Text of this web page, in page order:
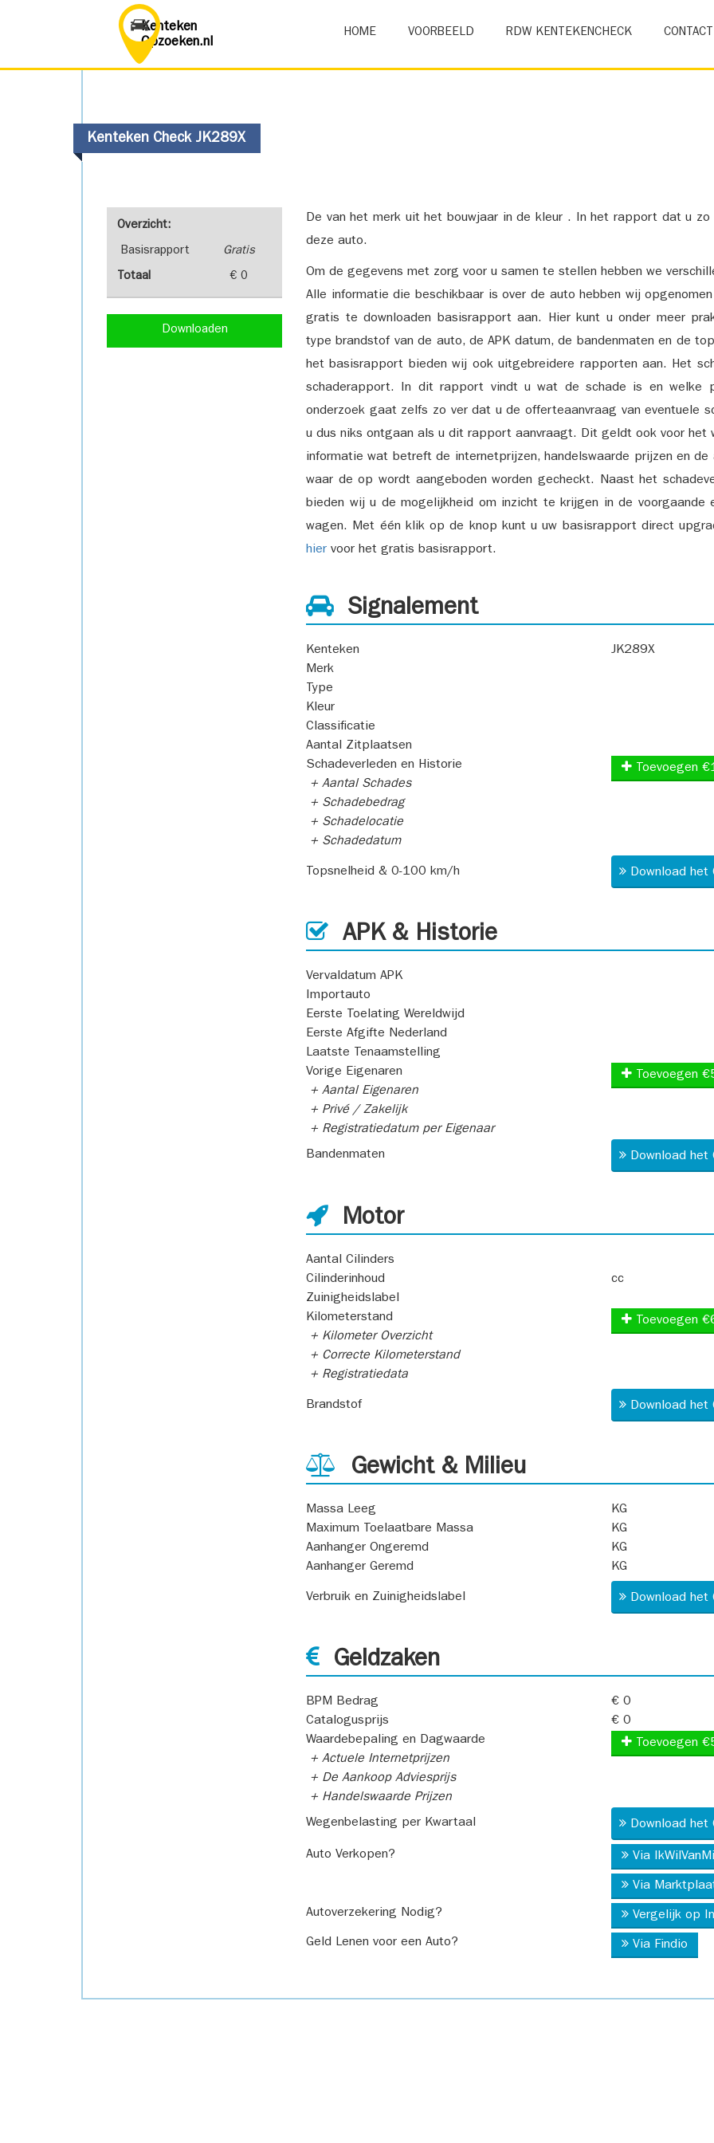
Kenteken
Opzoeken.nl
HOME VOORBEELD RDW KENTEKENCHECK CONTACT
Kenteken Check JK289X
Overzicht:
Basisrapport Gratis
Totaal € 0
Downloaden
De van het merk uit het bouwjaar in de kleur . In het rapport dat u
deze auto.
Om de gegevens met zorg voor u samen te stellen hebben we
Alle informatie die beschikbaar is over de auto hebben wij
gratis te downloaden basisrapport aan. Hier kunt u onder meer
type brandstof van de auto, de APK datum, de bandenmaten en de
het basisrapport bieden wij ook uitgebreidere rapporten aan. Het
schaderapport. In dit rapport vindt u wat de schade is en welke
onderzoek gaat zelfs zo ver dat u de offerteaanvraag van eventuele
u dus niks ontgaan als u dit rapport aanvraagt. Dit geldt ook voor
informatie wat betreft de internetprijzen, handelswaarde prijzen en
waar de op wordt aangeboden worden gecheckt. Naast het
bieden wij u de mogelijkheid om inzicht te krijgen in de voorgaande
wagen. Met één klik op de knop kunt u uw basisrapport direct
hier voor het gratis basisrapport.
Signalement
Kenteken
JK289X
Merk
Type
Kleur
Classificatie
Aantal Zitplaatsen
Schadeverleden en Historie
+ Aantal Schades
+ Schadebedrag
+ Schadelocatie
+ Schadedatum
Toevoegen
Topsnelheid & 0-100 km/h Download
APK & Historie
Vervaldatum APK
Importauto
Eerste Toelating Wereldwijd
Eerste Afgifte Nederland
Laatste Tenaamstelling
Vorige Eigenaren
+ Aantal Eigenaren
+ Privé / Zakelijk
+ Registratiedatum per Eigenaar
Toevoegen
Bandenmaten Download
Motor
Aantal Cilinders
Cilinderinhoud
cc
Zuinigheidslabel
Kilometerstand
+ Kilometer Overzicht
+ Correcte Kilometerstand
+ Registratiedata
Toevoegen
Brandstof Download
Gewicht & Milieu
Massa Leeg
KG
Maximum Toelaatbare Massa
KG
Aanhanger Ongeremd
KG
Aanhanger Geremd
KG
Verbruik en Zuinigheidslabel Download
Geldzaken
BPM Bedrag
€ 0
Catalogusprijs
€ 0
Waardebepaling en Dagwaarde
+ Actuele Internetprijzen
+ De Aankoop Adviesprijs
+ Handelswaarde Prijzen
Toevoegen
Wegenbelasting per Kwartaal Download
Auto Verkopen? Via
Via
Autoverzekering Nodig? Vergelijk op
Geld Lenen voor een Auto? Via Findio